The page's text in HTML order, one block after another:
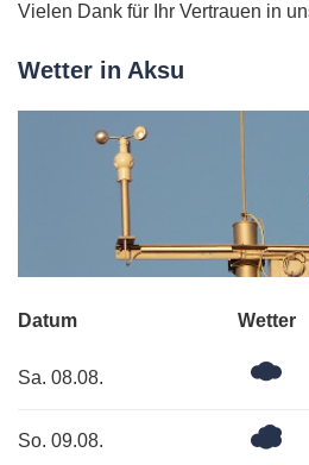
Vielen Dank für Ihr Vertrauen in
Wetter in Aksu
Datum Wetter
Sa. 08.08.
So. 09.08.